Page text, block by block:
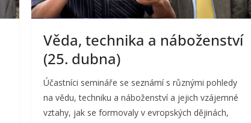
Věda, technika a náboženství
(25. dubna)
Účastníci semináře se seznámí s různými pohledy
na vědu, techniku a náboženství a jejich vzájemné
vztahy, jak se formovaly v evropských dějinách,